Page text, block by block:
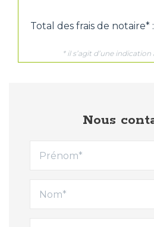
Nous